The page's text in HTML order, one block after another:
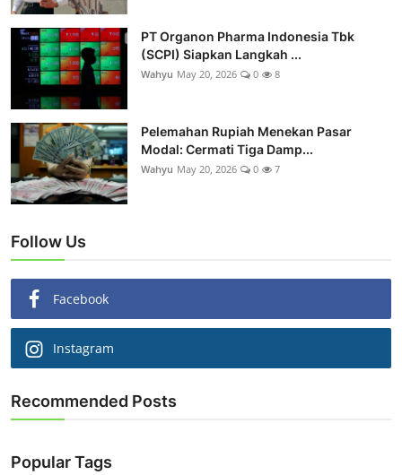
PT Organon Pharma Indonesia Tbk
(SCPI) Siapkan Langkah ...
Wahyu May 20, 2026 0 8
Pelemahan Rupiah Menekan Pasar
Modal: Cermati Tiga Damp...
Wahyu May 20, 2026 0 7
Follow Us
Facebook
Instagram
Recommended Posts
Popular Tags